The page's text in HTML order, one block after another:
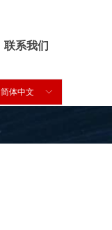
联系我们
ꀅ
简体中文